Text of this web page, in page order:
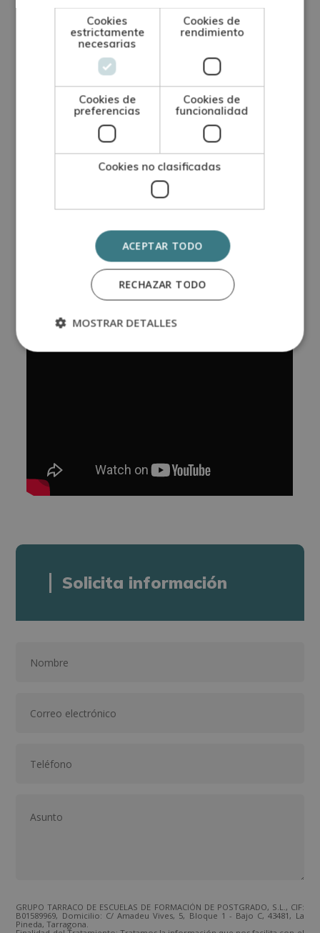
y Oficios. Además, el alumno dispondrá de un
servicio de clases en directo.
Certificación
Una vez finalizados los estudios y superadas las
pruebas de evaluación, el alumno recibirá un
diploma que certifica el “
PROFESIONAL EXPERTO EN DISEÑO, CREACIÓN Y
MANTENIMIENTO DE PARQUES Y JARDINES
ESCUELA DE POSTGRADO DE ARTE, ARTESANÍA Y
OFICIOS, avalada por nuestra condición de socios
Solicita información
GRUPO TARRACO DE ESCUELAS DE FORMACIÓN DE POSTGRADO, S.L., CIF:
B01589969, Domicilio: C/ Amadeu Vives, 5, Bloque 1 - Bajo C, 43481, La
Pineda, Tarragona.
Cookies
estrictamente
necesarias
Cookies de
rendimiento
Cookies de
preferencias
Cookies de
funcionalidad
Cookies no clasificadas
ACEPTAR TODO
RECHAZAR TODO
MOSTRAR DETALLES